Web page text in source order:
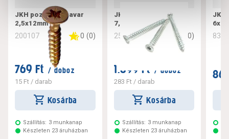
JKH pozdorjacsavar
2,5x12mm
200107 0 (0)
769 Ft / doboz
15 Ft / darab
Kosárba
Szállítás: 3 munkanap
Készleten 23 áruházban
JKH tokrögzítő csavar
7,5x182
256221 0 0)
1.699 Ft / doboz
283 Ft/ darab
Kosárba
Szállítás: 3 munkanap
Készleten 23 áruházban
JKH